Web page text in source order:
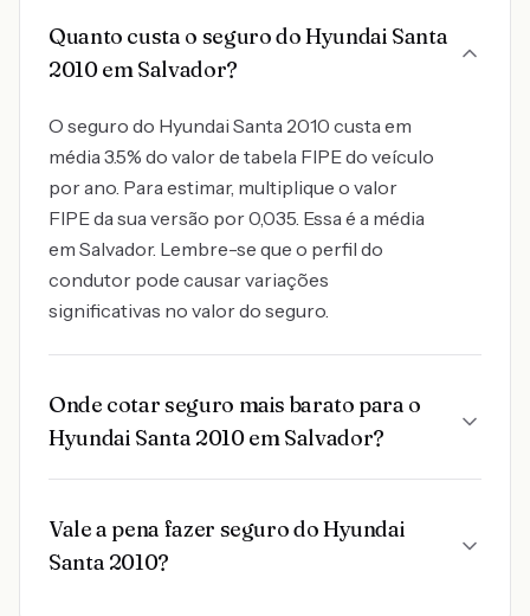
Quanto custa o seguro do Hyundai Santa
2010 em Salvador?
O seguro do Hyundai Santa 2010 custa em
média 3.5% do valor de tabela FIPE do veículo
por ano. Para estimar, multiplique o valor
FIPE da sua versão por 0,035. Essa é a média
em Salvador. Lembre-se que o perfil do
condutor pode causar variações
significativas no valor do seguro.
Onde cotar seguro mais barato para o
Hyundai Santa 2010 em Salvador?
Vale a pena fazer seguro do Hyundai
Santa 2010?